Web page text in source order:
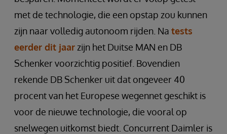
met de technologie, die een opstap zou kunnen
zijn naar volledig autonoom rijden. Na tests
eerder dit jaar zijn het Duitse MAN en DB
Schenker voorzichtig positief. Bovendien
rekende DB Schenker uit dat ongeveer 40
procent van het Europese wegennet geschikt is
voor de nieuwe technologie, die vooral op
snelwegen uitkomst biedt. Concurrent Daimler is